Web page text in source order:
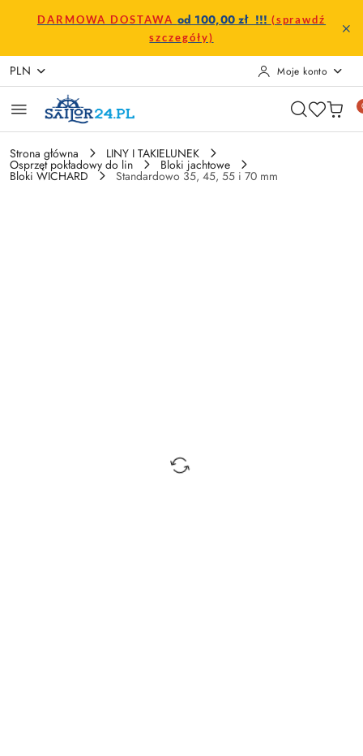
Przejdź do treści głównej
Przejdź do wyszukiwarki
Przejdź do moje konto
Przejdź do menu głównego
Przejdź do opisu produktu
Przejdź do stopki
DARMOWA DOSTAWA od 100,00 zł !!! (sprawdź
szczegóły)
PLN Moje konto
Strona główna LINY I TAKIELUNEK
Osprzęt pokładowy do lin Bloki jachtowe
Bloki WICHARD Standardowo 35, 45, 55 i 70 mm